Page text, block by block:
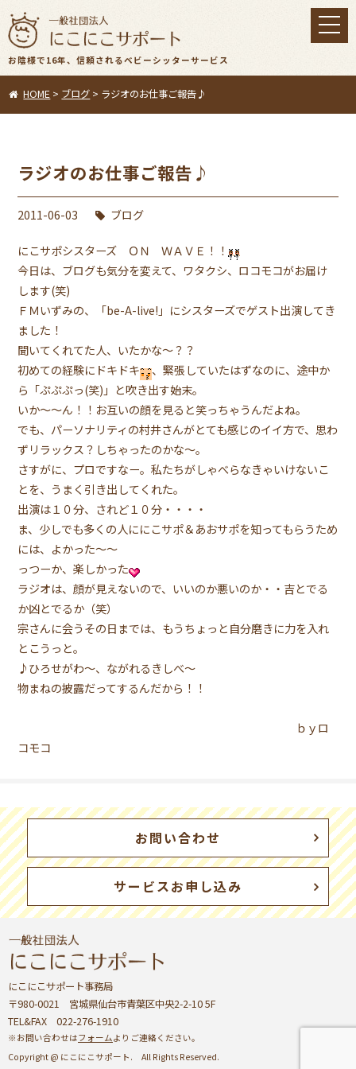
お陰様で16年、信頼されるベビーシッターサービス
toggle
HOME > ブログ > ラジオのお仕事ご報告♪
ラジオのお仕事ご報告♪
2011-06-03 ブログ
にこサポシスターズ ＯＮ ＷＡＶＥ！！
今日は、ブログも気分を変えて、ワタクシ、ロコモコがお届け
します(笑)
ＦＭいずみの、「be-A-live!」にシスターズでゲスト出演してき
ました！
聞いてくれてた人、いたかな〜？？
初めての経験にドキドキ
、緊張していたはずなのに、途中か
ら「ぷぷぷっ(笑)」と吹き出す始末。
いか〜〜ん！！お互いの顔を見ると笑っちゃうんだよね。
でも、パーソナリティの村井さんがとても感じのイイ方で、思わ
ずリラックス？しちゃったのかな〜。
さすがに、プロですなー。私たちがしゃべらなきゃいけないこ
とを、うまく引き出してくれた。
出演は１０分、されど１０分・・・・
ま、少しでも多くの人ににこサポ＆あおサポを知ってもらうため
には、よかった〜〜
っつーか、楽しかった
ラジオは、顔が見えないので、いいのか悪いのか・・吉とでる
か凶とでるか（笑）
宗さんに会うその日までは、もうちょっと自分磨きに力を入れ
とこうっと。
♪ひろせがわ〜、ながれるきしべ〜
物まねの披露だってするんだから！！
ｂｙロ
コモコ
お問い合わせ
サービスお申し込み
にこにこサポート事務局
〒980-0021 宮城県仙台市青葉区中央2-2-10 5F
TEL&FAX 022-276-1910
※お問い合わせはフォームよりご連絡ください。
Copyright @ にこにこサポート. All Rights Reserved.